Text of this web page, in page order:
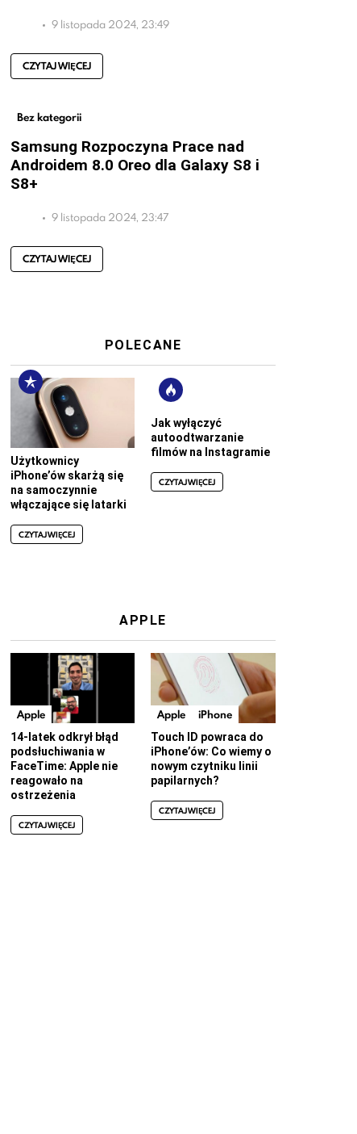
9 listopada 2024, 23:49
CZYTAJ WIĘCEJ
Bez kategorii
Samsung Rozpoczyna Prace nad
Androidem 8.0 Oreo dla Galaxy S8 i
S8+
9 listopada 2024, 23:47
CZYTAJ WIĘCEJ
POLECANE
Użytkownicy
iPhone’ów skarżą się
na samoczynnie
włączające się latarki
CZYTAJ WIĘCEJ
Jak wyłączyć
autoodtwarzanie
filmów na Instagramie
CZYTAJ WIĘCEJ
APPLE
Apple
14-latek odkrył błąd
podsłuchiwania w
FaceTime: Apple nie
reagowało na
ostrzeżenia
CZYTAJ WIĘCEJ
Apple iPhone
Touch ID powraca do
iPhone’ów: Co wiemy o
nowym czytniku linii
papilarnych?
CZYTAJ WIĘCEJ